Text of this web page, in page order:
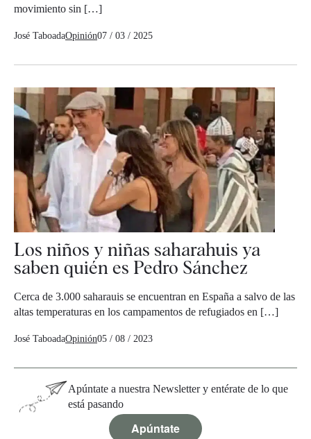
movimiento sin […]
José TaboadaOpinión07 / 03 / 2025
Los niños y niñas saharahuis ya
saben quién es Pedro Sánchez
Cerca de 3.000 saharauis se encuentran en España a salvo de las
altas temperaturas en los campamentos de refugiados en […]
José TaboadaOpinión05 / 08 / 2023
Apúntate a nuestra Newsletter y entérate de lo que
está pasando
Apúntate